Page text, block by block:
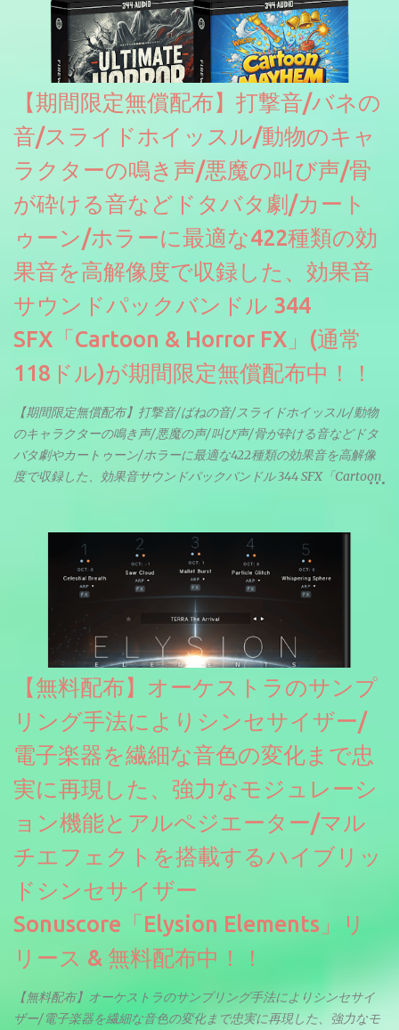
【期間限定無償配布】打撃音/バネの
音/スライドホイッスル/動物のキャ
ラクターの鳴き声/悪魔の叫び声/骨
が砕ける音などドタバタ劇/カート
ゥーン/ホラーに最適な422種類の効
果音を高解像度で収録した、効果音
サウンドパックバンドル 344
SFX「Cartoon & Horror FX」(通常
118ドル)が期間限定無償配布中！！
【期間限定無償配布】打撃音/ばねの音/スライドホイッスル/動物
のキャラクターの鳴き声/悪魔の声/叫び声/骨が砕ける音などドタ
バタ劇やカートゥーン/ホラーに最適な422種類の効果音を高解像
度で収録した、効果音サウンドパックバンドル 344 SFX「Cartoon
【無料配布】オーケストラのサンプ
リング手法によりシンセサイザー/
電子楽器を繊細な音色の変化まで忠
実に再現した、強力なモジュレーシ
ョン機能とアルペジエーター/マル
チエフェクトを搭載するハイブリッ
ドシンセサイザー
Sonuscore「Elysion Elements」リ
リース & 無料配布中！！
【無料配布】オーケストラのサンプリング手法によりシンセサイ
ザー/電子楽器を繊細な音色の変化まで忠実に再現した、強力なモ